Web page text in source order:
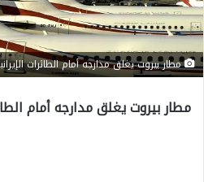
مطار بيروت يغلق مدارجه أمام الطائرات
مطار بيروت يغلق مدارجه أمام